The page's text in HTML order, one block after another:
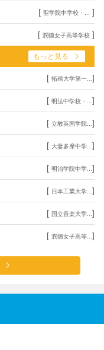
[ 聖学院中学校・... ]
[ 潤徳女子高等学校 ]
もっと見る
[ 拓殖大学第一... ]
[ 明法中学校・... ]
[ 立教英国学院... ]
[ 大妻多摩中学... ]
[ 明治学院中学... ]
[ 日本工業大学... ]
[ 国立音楽大学... ]
[ 潤徳女子高等... ]